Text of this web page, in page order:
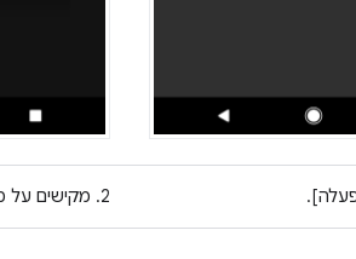
2. מקישים על מכשיר Bluetooth.